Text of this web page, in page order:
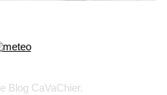
le Blog CaVaChier.